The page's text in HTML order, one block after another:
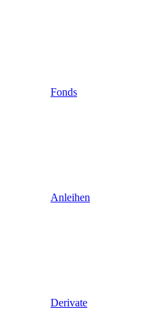
Fonds
Anleihen
Derivate